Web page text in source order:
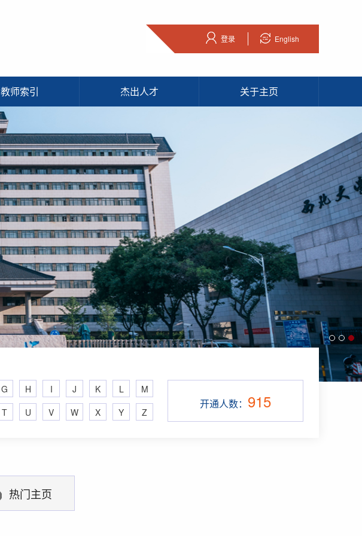
登录 English
教师索引 杰出人才 关于主页
G H I J K L
M
T U V W X Y Z
开通人数： 915
热门主页